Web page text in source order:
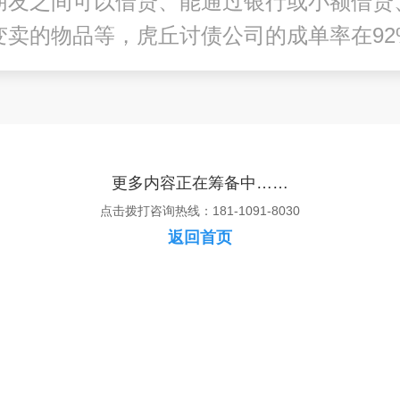
的物品等， 虎丘讨债公司的成单率在
更多内容正在筹备中……
点击拨打咨询热线：181-1091-8030
返回首页